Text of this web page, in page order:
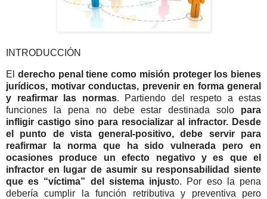
INTRODUCCIÓN
El derecho penal tiene como misión proteger los bienes
jurídicos, motivar conductas, prevenir en forma general
y reafirmar las normas. Partiendo del respeto a estas
funciones la pena no debe estar destinada solo para
infligir castigo sino para resocializar al infractor. Desde
el punto de vista general-positivo, debe servir para
reafirmar la norma que ha sido vulnerada pero en
ocasiones produce un efecto negativo y es que el
infractor en lugar de asumir su responsabilidad siente
que es “víctima” del sistema injusto. Por eso la pena
debería cumplir la función retributiva y preventiva pero